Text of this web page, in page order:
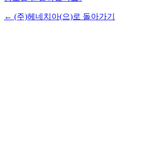
← (주)헤네치아(으)로 돌아가기